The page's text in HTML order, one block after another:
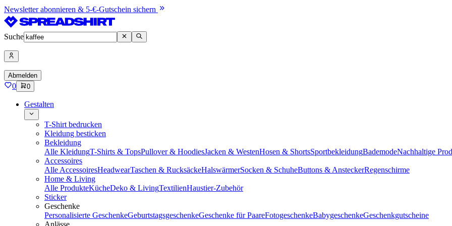
Newsletter abonnieren & 5-€-Gutschein sichern
Suche
Abmelden
0 0
Gestalten
T-Shirt bedrucken
Kleidung besticken
Bekleidung
Alle KleidungT-Shirts & TopsPullover & HoodiesJacken & WestenHosen & ShortsSportbekleidungBademodeNachhaltige
Accessoires
Alle AccessoiresHeadwearTaschen & RucksäckeHalswärmerSocken & SchuheButtons & AnsteckerRegenschirme
Home & Living
Alle ProdukteKücheDeko & LivingTextilienHaustier-Zubehör
Sticker
Geschenke
Personalisierte GeschenkeGeburtstagsgeschenkeGeschenke für PaareFotogeschenkeBabygeschenkeGeschenkgutscheine